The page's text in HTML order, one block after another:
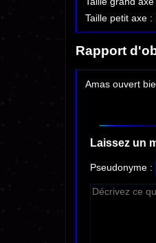
Taille petit axe :
Rapport
Amas ouvert
Laissez un
Pseudonyme :